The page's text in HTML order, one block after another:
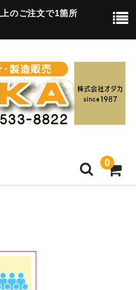
のご注文で1箇所
0